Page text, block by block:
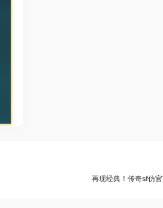
再现经典！传奇sf仿